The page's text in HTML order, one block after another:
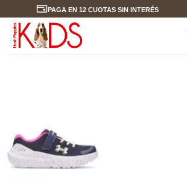
PAGA EN 12 CUOTAS SIN INTERÉS